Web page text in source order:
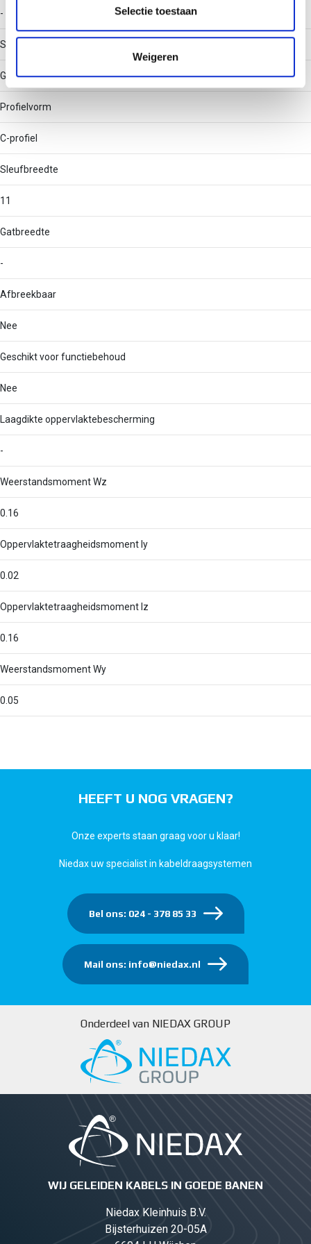
partners kunnen deze gegevens combineren met andere
informatie die u aan ze heeft verstrekt of die ze hebben
verzameld op basis van uw gebruik van hun services.
Selectie toestaan
Weigeren
-
Soort perforatie
Geen
Profielvorm
C-profiel
Sleufbreedte
11
Gatbreedte
-
Afbreekbaar
Nee
Geschikt voor functiebehoud
Nee
Laagdikte oppervlaktebescherming
-
Weerstandsmoment Wz
0.16
Oppervlaktetraagheidsmoment Iy
0.02
Oppervlaktetraagheidsmoment Iz
0.16
Weerstandsmoment Wy
0.05
HEEFT U NOG VRAGEN?
Onze experts staan graag voor u klaar!
Niedax uw specialist in kabeldraagsystemen
Bel ons: 024 - 378 85 33
Mail ons: info@niedax.nl
Onderdeel van NIEDAX GROUP
WIJ GELEIDEN KABELS IN GOEDE BANEN
Niedax Kleinhuis B.V.
Bijsterhuizen 20-05A